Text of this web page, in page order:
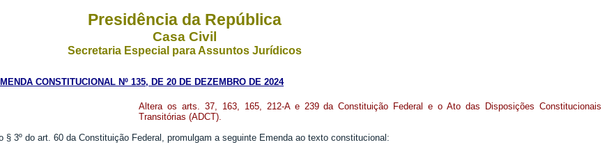
Presidência da República
Casa Civil
Secretaria Especial para Assuntos Jurídicos
CONSTITUCIONAL Nº 135, DE 20 DE DEZEMBRO DE 2024
Altera os arts. 37, 163, 165, 212-A e 239 da Constituição Federal e o Ato das Disposições Constitucionais
Transitórias (ADCT).
3º do art. 60 da Constituição Federal, promulgam a seguinte Emenda ao texto constitucional: